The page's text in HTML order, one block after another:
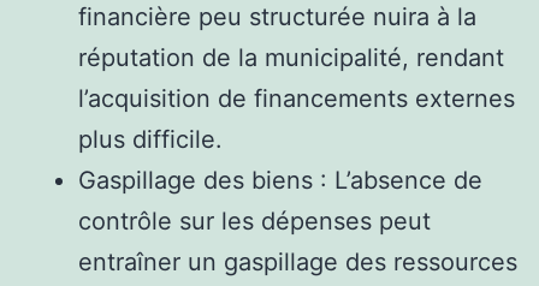
financière peu structurée nuira à la
réputation de la municipalité, rendant
l’acquisition de financements externes
plus difficile.
Gaspillage des biens : L’absence de
contrôle sur les dépenses peut
entraîner un gaspillage des ressources